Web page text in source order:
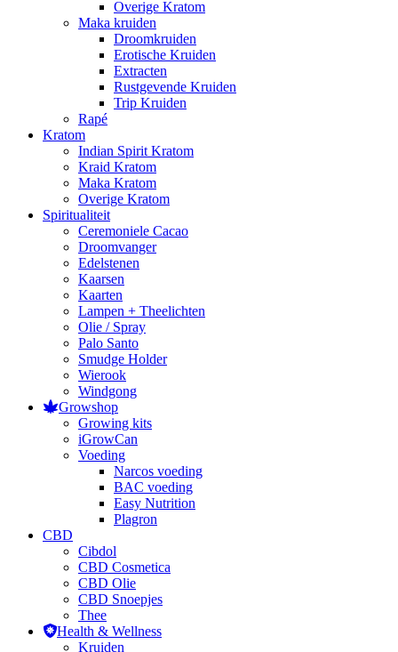
Overige Kratom
Maka kruiden
Droomkruiden
Erotische Kruiden
Extracten
Rustgevende Kruiden
Trip Kruiden
Rapé
Kratom
Indian Spirit Kratom
Kraid Kratom
Maka Kratom
Overige Kratom
Spiritualiteit
Ceremoniele Cacao
Droomvanger
Edelstenen
Kaarsen
Kaarten
Lampen + Theelichten
Olie / Spray
Palo Santo
Smudge Holder
Wierook
Windgong
Growshop
Growing kits
iGrowCan
Voeding
Narcos voeding
BAC voeding
Easy Nutrition
Plagron
CBD
Cibdol
CBD Cosmetica
CBD Olie
CBD Snoepjes
Thee
Health & Wellness
Kruiden